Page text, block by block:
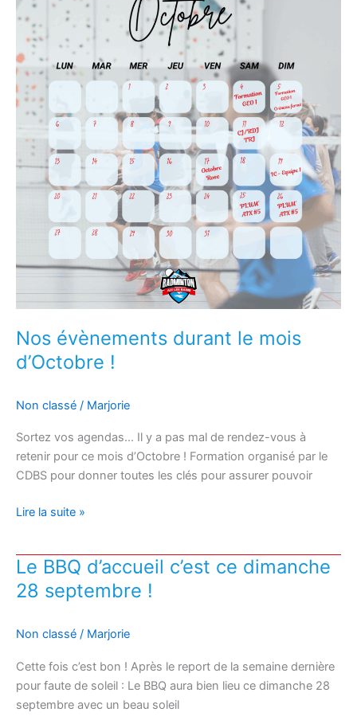
Nos évènements durant le mois
d’Octobre !
Non classé / Marjorie
Sortez vos agendas… Il y a pas mal de rendez-vous à
retenir pour ce mois d’Octobre ! Formation organisé par le
CDBS pour donner toutes les clés pour assurer pouvoir
Nos
le
mois
!
Lire la suite »
Le BBQ d’accueil c’est ce dimanche
28 septembre !
Non classé / Marjorie
Cette fois c’est bon ! Après le report de la semaine dernière
pour faute de soleil : Le BBQ aura bien lieu ce dimanche 28
septembre avec un beau soleil